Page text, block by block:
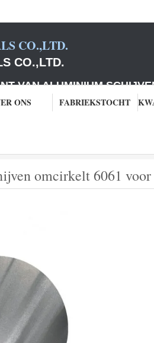
CO.,LTD.
CO.,LTD.
ALUMINIUM
ONS FABRIEKSTOCHT
omcirkelt 6061 voor